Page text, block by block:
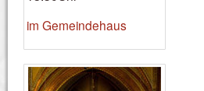
im Gemeindehaus